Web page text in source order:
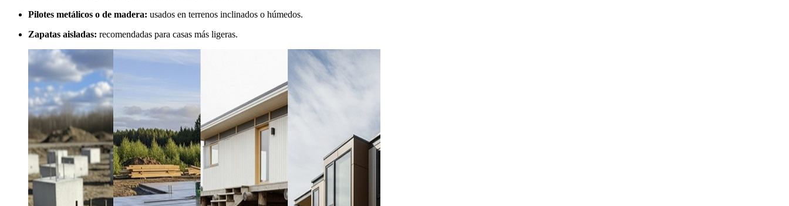
Pilotes metálicos o de madera: usados en terrenos inclinados o húmedos.
Zapatas aisladas: recomendadas para casas más ligeras.